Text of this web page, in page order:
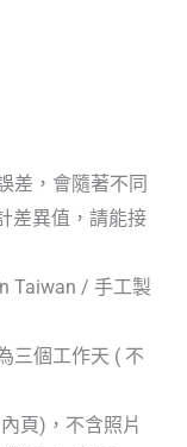
差，會隨著不同
差異值，請能接
Taiwan / 手工製
三個工作天 ( 不
頁)，不含照片